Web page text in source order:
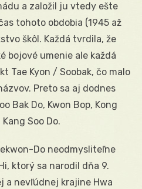
a založil ju vtedy ešte
tohoto obdobia (1945 až
škôl. Každá tvrdila, že
bojové umenie ale každá
Tae Kyon / Soobak, čo malo
Preto sa aj dodnes
Bak Do, Kwon Bop, Kong
Soo Do.
Do neodmysliteľne
ktorý sa narodil dňa 9.
a nevľúdnej krajine Hwa